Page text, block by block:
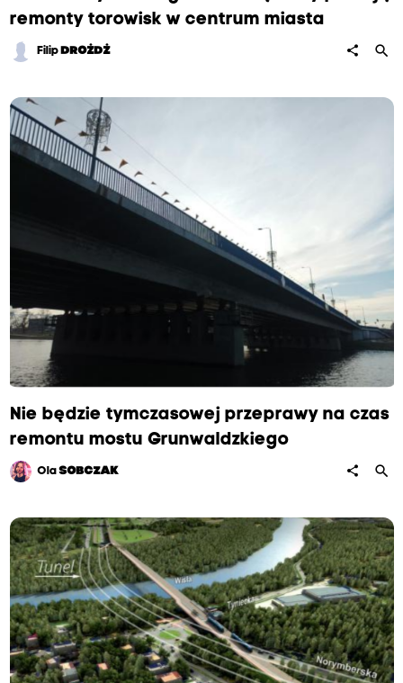
remonty torowisk w centrum miasta
Filip DROŻDŻ share search
Nie będzie tymczasowej przeprawy na czas
remontu mostu Grunwaldzkiego
OlaSOBCZAK share search